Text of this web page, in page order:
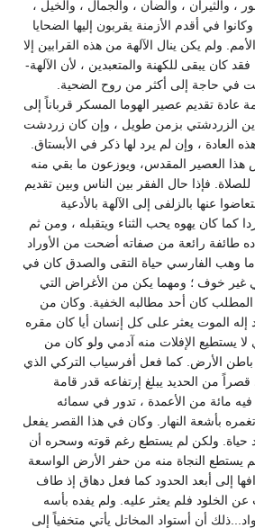
، والثيران ، والضأن ، والجمال ، والخيل ،
في أقدم الأزمنة يقربون إليها الضحايا
ولم يكن ينال الآلهة من هذه القرابين إلا
فقد كان يبقى للكهنة والمتعبدين ، لأن الآلهة-
في حاجة إلى أكثر من روح الضحية.
عادة تقديم عصير الهوما المسكر قرباناً إلى
الدين الزردشتي بزمن طويل ، وإن كان زردشت
، وإن لم يرد لها ذكر في الأبستاق.
هذا العصير المقدس، ويوزعون ما بقي منه
فإذا حال الفقر بين الناس وبين تقديم
عنها بالزلفى إلى الآلهة بالأدعية
كما كان يهوه يحب الثناء ويتقبله ، ومن ثم
طائفة رائعة من صفاته أضحت من الأوراد
ما وهب الفارسي حياة التقى والصدق كان في
خوف ؛ ومهما يكن من الأغراض التي
المطلب كان أحد مطالبه الخفية. وكان من
إله الموت يعثر على كل إنسان أيا كان مقره
لا يستطيع الإفلات منه آدمي ولو كان من
الأرض. كما فعل أفرسياب التركي الذي
من الحديد يبلغ إرتفاعه قدر قامة
مائة من الأعمدة ، تدور في سمائه
بأشعة النهار. وكان في هذا القصر يفعل
حياة. ولكن لم يستطع رغم قوته وسحره أن
يستطع النجاة منه من حفر الأرض الواسعة
إلى أبعد الحدود كما فعل دهاق إذ طاف
الخلود فلم يعثر عليه. ولم يفده بأسه
أن أستواد المخاتل يأتي متخفياً إلى